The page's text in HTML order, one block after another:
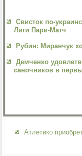
Свисток по-
Лиги Пари-Матч
Рубин: Миранчук
Демченко
саночников в
Атлетико